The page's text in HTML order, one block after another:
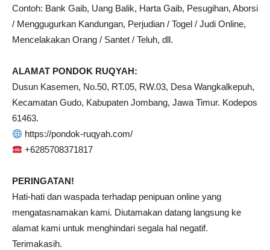
Contoh: Bank Gaib, Uang Balik, Harta Gaib, Pesugihan, Aborsi
/ Menggugurkan Kandungan, Perjudian / Togel / Judi Online,
Mencelakakan Orang / Santet / Teluh, dll.
ALAMAT PONDOK RUQYAH:
Dusun Kasemen, No.50, RT.05, RW.03, Desa Wangkalkepuh,
Kecamatan Gudo, Kabupaten Jombang, Jawa Timur. Kodepos
61463.
https://pondok-ruqyah.com/
+6285708371817
PERINGATAN!
Hati-hati dan waspada terhadap penipuan online yang
mengatasnamakan kami. Diutamakan datang langsung ke
alamat kami untuk menghindari segala hal negatif.
Terimakasih.